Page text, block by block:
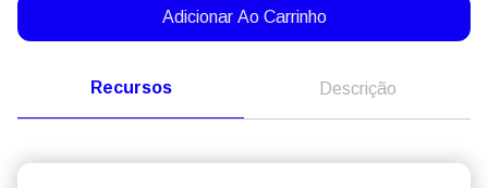
Adicionar Ao Carrinho
Recursos Descrição